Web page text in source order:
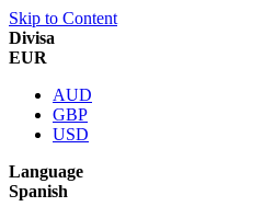
Skip to Content
Divisa
EUR
AUD
GBP
USD
Language
Spanish